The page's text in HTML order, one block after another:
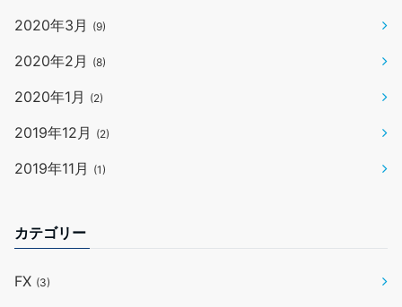
2020年3月 (9)
2020年2月 (8)
2020年1月 (2)
2019年12月 (2)
2019年11月 (1)
カテゴリー
FX (3)